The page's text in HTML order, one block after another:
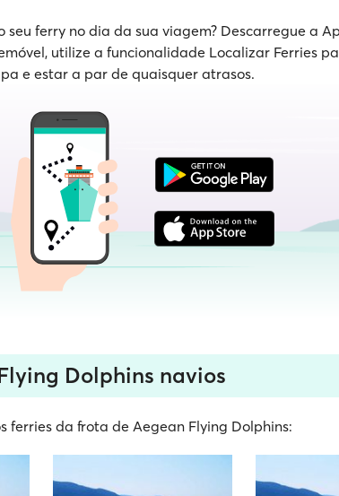
seu ferry no dia da sua viagem? Descarregue a
utilize a funcionalidade Localizar Ferries
e estar a par de quaisquer atrasos.
Dolphins navios
ferries da frota de Aegean Flying Dolphins: